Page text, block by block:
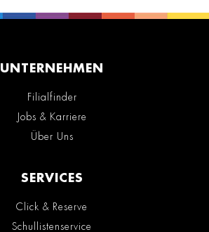
UNTERNEHMEN
Filialfinder
Jobs & Karriere
Über Uns
SERVICES
Click & Reserve
Schullistenservice